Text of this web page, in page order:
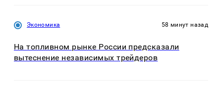
Экономика 58 минут назад
На топливном рынке России предсказали
вытеснение независимых трейдеров